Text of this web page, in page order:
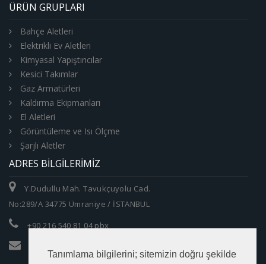
Tanımlama bilgilerini; sitemizin doğru şekilde
ÜRÜN GRUPLARI
Bahçe Aletleri
Elektrikli Ev Aletleri
Kimyasal Yapıştırıcılar
Kesici Takımlar
Gaz Armatürleri
Kaldırma Ekipmanları
El Aletleri
Görüntüleme ve Isı Ölçme
Şarjlı Aletler
ADRES BILGILERIMIZ
Y.Dudullu Mah. Tavukçuyolu Cad.
No:289/A 34775 Ümraniye / İSTANBUL
+90 216 540 81 04 pbx